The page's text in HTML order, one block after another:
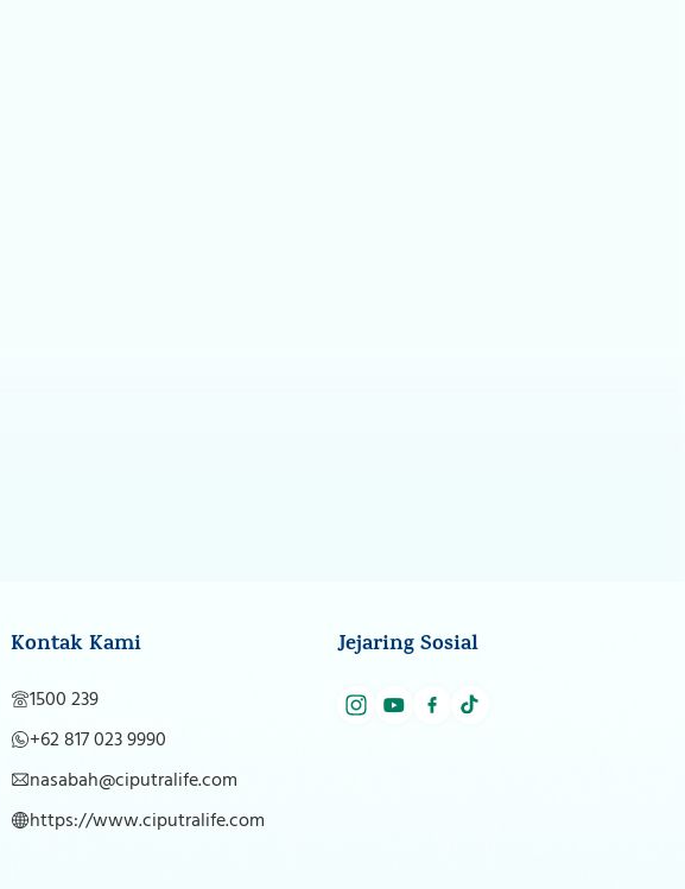
Kontak Kami
1500 239
+62 817 023 9990
nasabah@ciputralife.com
https://www.ciputralife.com
Jejaring Sosial